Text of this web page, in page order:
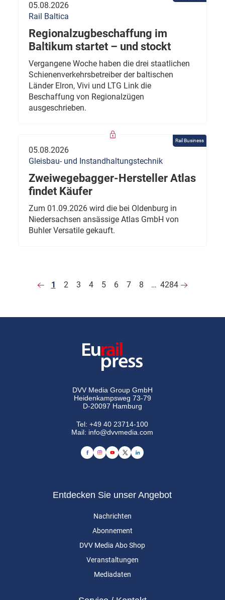
05.08.2026
Rail Baltica
Regionalzugbeschaffung im
Baltikum startet – und stockt
Vergangene Woche haben die drei staatlichen
Schienenverkehrsbetreiber der baltischen
Länder Elron, Vivi und LTG Link die
Beschaffung von Regionalzügen
ausgeschrieben.
Rail Business
05.08.2026
Gleisbau- und Instandhaltungstechnik
Zweiwegebagger-Hersteller Atlas
findet Käufer
Zum 01.09.2026 wird die bei Oldenburg in
Niedersachsen ansässige Atlas GmbH von
Buhler Versatile gekauft.
1 2 3 4 5 6 7 8 … 4284
DVV Media Group GmbH
Heidenkampsweg 73-79
D-20097 Hamburg
Tel:+49 40 23714-100
Mail: info@dvvmedia.com
Entdecken Sie unser Angebot
Nachrichten
Abonnement
DVV Media Abo Shop
Veranstaltungen
Mediadaten